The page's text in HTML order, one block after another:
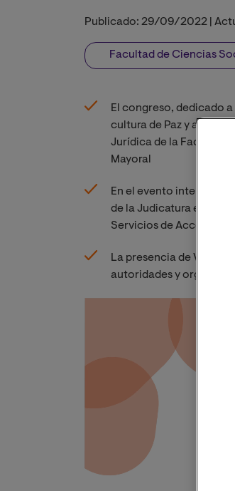
Publicado: 29/09/2022
Facultad de Ciencias
El congreso, dedicado
cultura de Paz y al
Jurídica de la Facultad
Mayoral
En el evento
de la Judicatura en la
Servicios de Acceso a
La presencia de VIU
autoridades y